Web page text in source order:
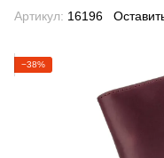
Артикул: 16196
−38%